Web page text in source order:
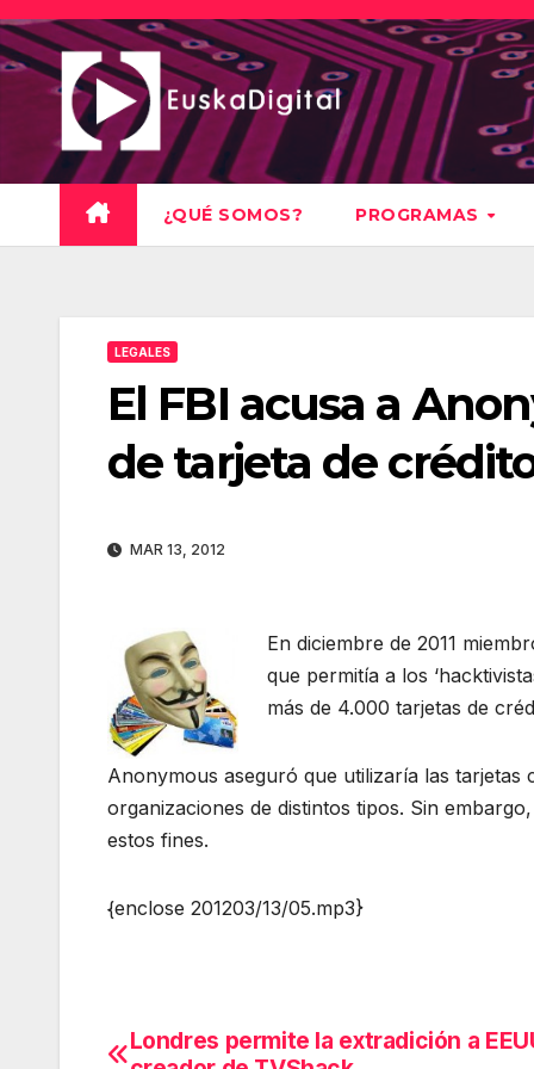
Saltar
al
contenido
¿QUÉ SOMOS? PROGRAMAS
LEGALES
El FBI acusa a
de tarjeta de
MAR 13, 2012
En diciembre de 2011
que permitía a los
más de 4.000 tarjetas de
Anonymous aseguró que utilizaría las
organizaciones de distintos tipos. Sin
estos fines.
{enclose 201203/13/05.mp3}
Navegación
Londres permite la extradición a